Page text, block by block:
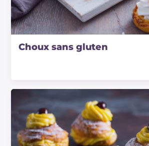
Choux sans gluten